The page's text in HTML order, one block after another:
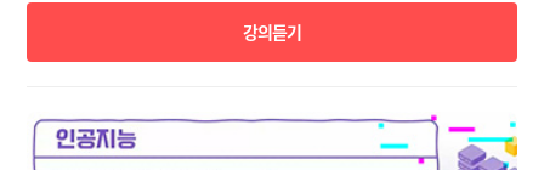
강의듣기